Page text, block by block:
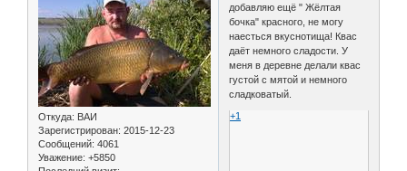
Откуда: ВАИ
Зарегистрирован: 2015-12-23
Сообщений: 4061
Уважение: +5850
добавляю ещё " Жёлтая
бочка" красного, не могу
наесться вкуснотища! Квас
даёт немного сладости. У
меня в деревне делали квас
густой с мятой и немного
сладковатый.
+1